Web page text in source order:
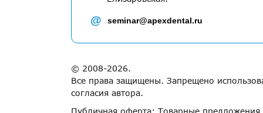
@ seminar@apexdental.ru
© 2008-2026.
Все права защищены. Запрещено
согласия автора.